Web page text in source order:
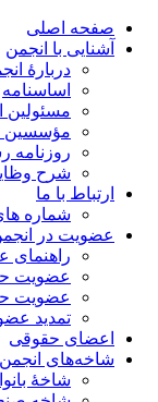
صفحه اصلی
آشنایی با انجمن
دربارۀ
اساسنامه
مسئولین
مؤسسین
روزنامه
شرح وظایف
ارتباط با ما
شماره های
عضویت در انجمن
راهنمای
عضویت
عضویت
تمدید
اعضای حقوقی
شاخه‌های انجمن
شاخۀ